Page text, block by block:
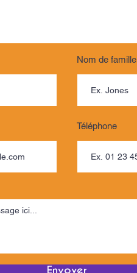
Nom de famille
Téléphone
Envoyer